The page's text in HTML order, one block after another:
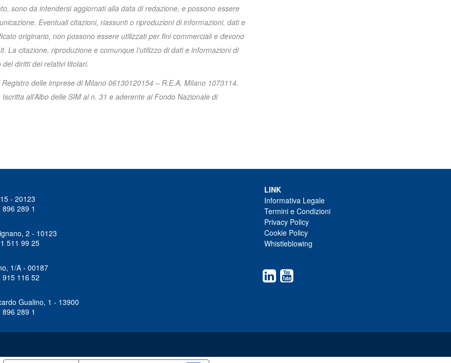
sono da intendersi aggiornati alla data di redazione, e possono essere
Eventuali citazioni, riassunti o riproduzioni di informazioni, dati e
originario, non possono essere utilizzati per fini commerciali e devono
La citazione, riproduzione e comunque l’utilizzo di dati e informazioni di
diritti dei relativi titolari.
delle imprese di Milano 06130120154 – R.E.A. Milano 1073114.
all’Albo delle SIM al n. 31 e aderente al Fondo Nazionale di
- 20123
289 1
2 - 10123
511 99 25
1/A - 00187
915 116 52
Gualino, 1 - 13900
289 1
LINK
Informativa Legale
Termini e Condizioni
Privacy Policy
Cookie Policy
Whistleblowing